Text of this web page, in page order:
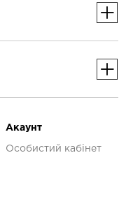
та виводить
Акаунт
Особистий кабінет